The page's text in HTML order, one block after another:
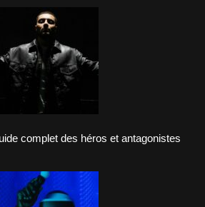
complet des héros et antagonistes